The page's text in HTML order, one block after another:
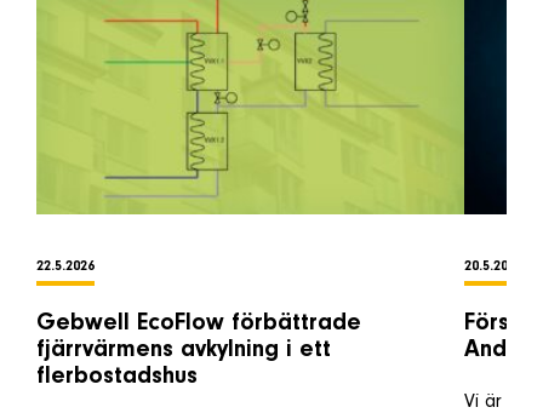
22.5.2026
Gebwell EcoFlow förbättrade
fjärrvärmens avkylning i ett
flerbostadshus
20.5.2026
Vi är